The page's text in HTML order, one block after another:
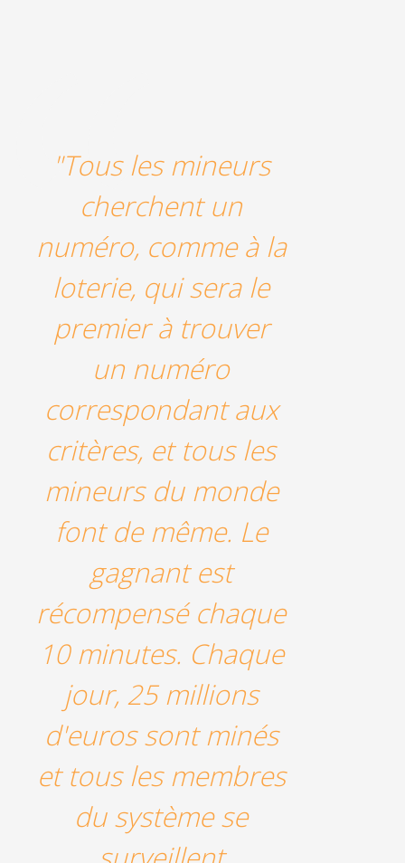
"Tous les mineurs
cherchent un
numéro, comme à la
loterie, qui sera le
premier à trouver
un numéro
correspondant aux
critères, et tous les
mineurs du monde
font de même. Le
gagnant est
récompensé chaque
10 minutes. Chaque
jour, 25 millions
d'euros sont minés
et tous les membres
du système se